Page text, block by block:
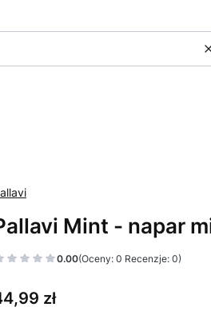
Mint - napar
0.00(Oceny: 0 Recenzje: 0)
zł